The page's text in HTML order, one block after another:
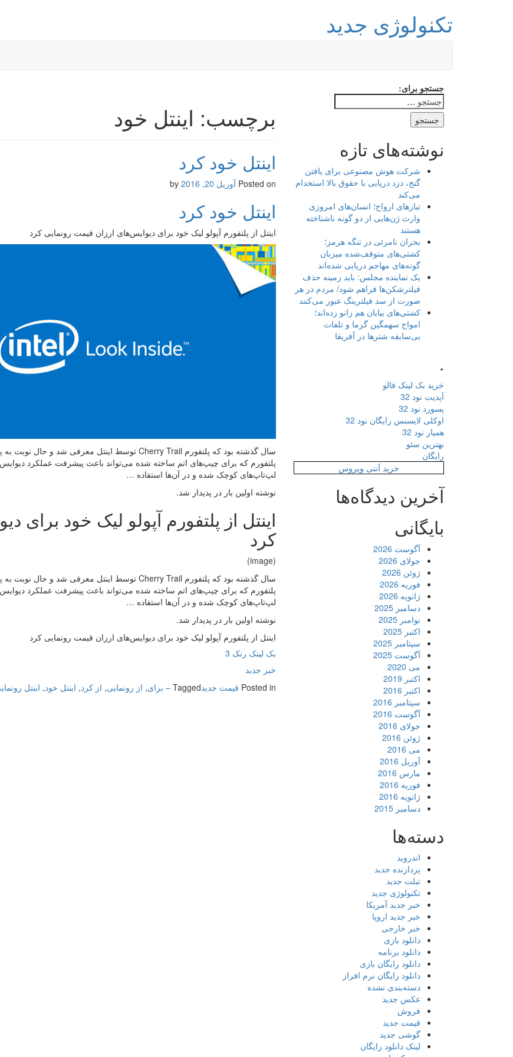
تکنولوژی جدید
برچسب: اینتل خود
اینتل خود کرد
Posted on آوریل 20, 2016
اینتل خود کرد
اینتل از پلتفورم آپولو لیک خود برای دیوایس‌های ارزان قیمت رونمایی کرد
پلتفورم که برای چیپ‌های اتم ساخته شده می‌تواند باعث پیشرفت عملکرد
لپ‌تاپ‌های کوچک شده و در آن‌ها استفاده …
نوشته اولین بار در پدیدار شد.
اینتل از پلتفورم آپولو لیک خود برای
کرد
(image)
پلتفورم که برای چیپ‌های اتم ساخته شده می‌تواند باعث پیشرفت عملکرد
لپ‌تاپ‌های کوچک شده و در آن‌ها استفاده …
نوشته اولین بار در پدیدار شد.
اینتل از پلتفورم آپولو لیک خود برای دیوایس‌های ارزان قیمت رونمایی کرد
بک لینک رنک 3
خبر جدید
Posted in قیمت جدیدTagged – برای, از رونمایی, از کرد, اینتل خود, اینتل
جستجو برای:
نوشته‌های تازه
شرکت هوش مصنوعی برای یافتن
گنج، دزد دریایی با حقوق بالا استخدام
می‌کند
تبارهای ارواح؛ انسان‌های امروزی
وارث ژن‌هایی از دو گونه ناشناخته
هستند
بحران نامرئی در تنگه هرمز؛
کشتی‌های متوقف‌شده میزبان
گونه‌های مهاجم دریایی شده‌اند
یک نماینده مجلس: باید زمینه حذف
فیلترشکن‌ها فراهم شود/ مردم در هر
صورت از سد فیلترینگ عبور می‌کنند
کشتی‌های بیابان هم زانو زده‌اند؛
امواج سهمگین گرما و تلفات
بی‌سابقه شترها در آفریقا
.
خرید بک لینک فالو
آپدیت نود 32
پسورد نود 32
اوکلی لایسنس رایگان نود 32
همیار نود 32
بهترین سئو
رایگان
خرید آنتی ویروس
آخرین دیدگاه‌ها
بایگانی
آگوست 2026
جولای 2026
ژوئن 2026
فوریه 2026
ژانویه 2026
دسامبر 2025
نوامبر 2025
اکتبر 2025
سپتامبر 2025
آگوست 2025
می 2020
اکتبر 2019
اکتبر 2016
سپتامبر 2016
آگوست 2016
جولای 2016
ژوئن 2016
می 2016
آوریل 2016
مارس 2016
فوریه 2016
ژانویه 2016
دسامبر 2015
دسته‌ها
اندروید
پردازنده جدید
تبلت جدید
تکنولوژی جدید
خبر جدید آمریکا
خبر جدید اروپا
خبر خارجی
دانلود بازی
دانلود برنامه
دانلود رایگان بازی
دانلود رایگان نرم افراز
دسته‌بندی نشده
عکس جدید
فروش
قیمت جدید
گوشی جدید
لینک دانلود رایگان